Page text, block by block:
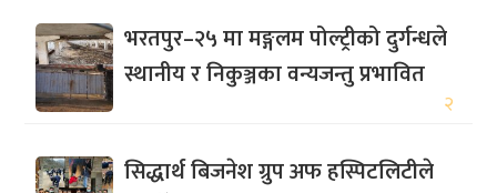
भरतपुर–२५ मा मङ्गलम पोल्ट्रीको दुर्गन्धले
स्थानीय र निकुञ्जका वन्यजन्तु प्रभावित
२
सिद्धार्थ बिजनेश ग्रुप अफ हस्पिटलिटीले